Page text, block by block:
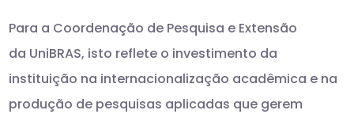
Para a Coordenação de Pesquisa e Extensão
da UniBRAS, isto reflete o investimento da
instituição na internacionalização acadêmica e na
produção de pesquisas aplicadas que gerem